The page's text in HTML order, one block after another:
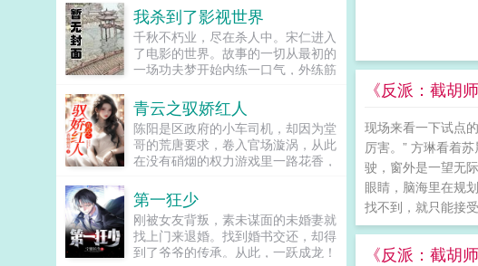
《反派：截胡
现场来看一下试点
厉害。” 方琳看着
驶，窗外是一望无
眼睛，脑海里在规
找不到，就只能接
《反派：截胡
不已的时候，却发现自己可以进入一
方修仙世界于是，一个穿梭两界，修
仙的嘉靖诞生了！一个崭新的大明，
也将在真正的万寿帝君手中，成为闪
耀寰宇的伟大仙朝！...
我杀到了影视世界
千秋不朽业，尽在杀人中。宋仁进入
了电影的世界。故事的一切从最初的
一场功夫梦开始内练一口气，外练筋
在下。没错，我是一个好人，反正我
是这么觉得的。...
青云之驭娇红人
陈阳是区政府的小车司机，却因为堂
哥的荒唐要求，卷入官场漩涡，从此
在没有硝烟的权力游戏里一路花香，
第一狂少
刚被女友背叛，素未谋面的未婚妻就
找上门来退婚。找到婚书交还，却得
到了爷爷的传承。从此，一跃成龙！